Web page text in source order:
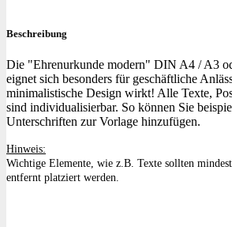
Beschreibung
Die "Ehrenurkunde modern" DIN A4 / A3
eignet sich besonders für geschäftliche
minimalistische Design wirkt! Alle Texte,
sind individualisierbar. So können Sie
Unterschriften zur Vorlage hinzufügen.
Hinweis:
Wichtige Elemente, wie z.B. Texte sollten
entfernt platziert werden.